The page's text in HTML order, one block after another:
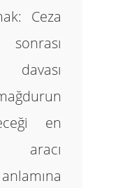
Ceza
sonrası
en